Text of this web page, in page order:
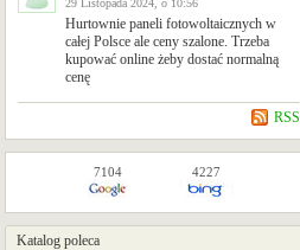
29 Listopada 2024, o 10:56
Hurtownie paneli fotowoltaicznych w
całej Polsce ale ceny szalone. Trzeba
kupować online żeby dostać normalną
cenę
RSS
7104 4227
Katalog poleca